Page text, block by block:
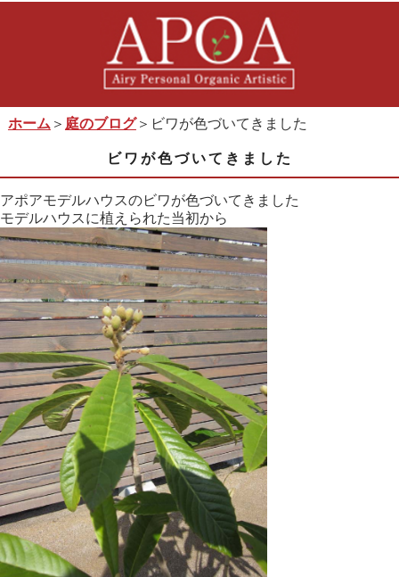
ホーム ＞ 庭のブログ＞ビワが色づいてきました
ビワが色づいてきました
アポアモデルハウスのビワが色づいてきました
モデルハウスに植えられた当初から